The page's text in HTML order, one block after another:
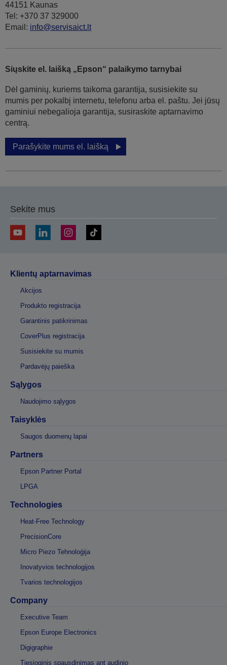
44151 Kaunas
Tel: +370 37 329000
Email: info@servisaict.lt
Siųskite el. laišką „Epson“ palaikymo tarnybai
Dėl gaminių, kuriems taikoma garantija, susisiekite su
mumis per pokalbį internetu, telefonu arba el. paštu. Jei jūsų
gaminiui nebegalioja garantija, susiraskite aptarnavimo
centrą.
Parašykite mums el. laišką
Sekite mus
Klientų aptarnavimas
Akcijos
Produkto registracija
Garantinis patikrinimas
CoverPlus registracija
Susisiekite su mumis
Pardavėjų paieška
Sąlygos
Naudojimo sąlygos
Taisyklės
Saugos duomenų lapai
Partners
Epson Partner Portal
LPGA
Technologies
Heat-Free Technology
PrecisionCore
Micro Piezo Tehnoloģija
Inovatyvios technologijos
Tvarios technologijos
Company
Executive Team
Epson Europe Electronics
Digigraphie
Tiesioginis spausdinimas ant audinio